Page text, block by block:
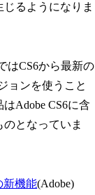
るようになりま
はCS6から最新の
ョンを使うこと
Adobe CS6に含
となっていま
新機能(Adobe)